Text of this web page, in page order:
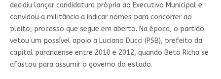
decidiu lançar candidatura própria ao Executivo Municipal e
convidou a militância a indicar nomes para concorrer ao
pleito, processo que segue em aberto. Na época, o partido
vetou um possível apoio a Luciano Ducci (PSB), prefeito da
capital paranaense entre 2010 e 2012, quando Beto Richa se
afastou para assumir o governo do estado.